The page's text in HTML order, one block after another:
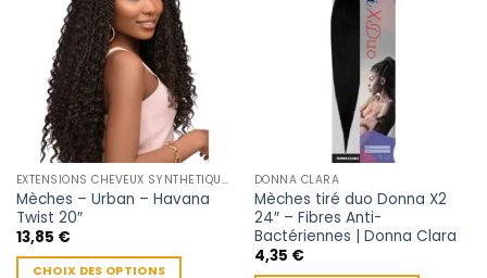
EXTENSIONS CHEVEUX SYNTHÉTIQUES
Mèches – Urban – Havana
Twist 20″
13,85 €
CHOIX DES OPTIONS
DONNA CLARA
Mèches tiré duo Donna X2
24″ – Fibres Anti-
Bactériennes | Donna Clara
4,35 €